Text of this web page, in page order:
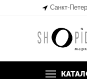
Санкт-